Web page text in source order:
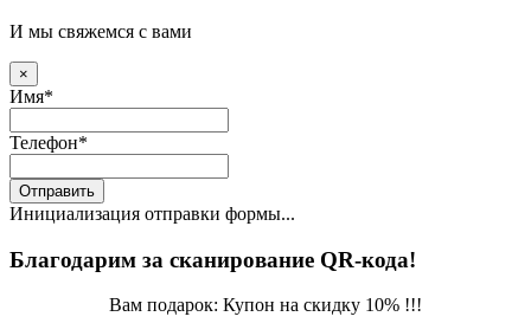
И мы свяжемся с вами
×
Имя*
Телефон*
Отправить
Инициализация отправки формы...
Благодарим за сканирование QR-кода!
Вам подарок: Купон на скидку 10% !!!